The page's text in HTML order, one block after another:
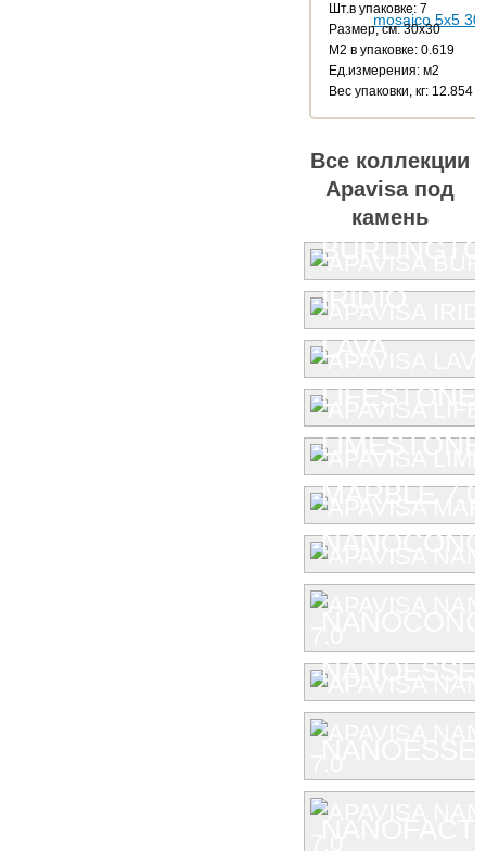
Шт.в упаковке: 7
Размер, см: 30x30
М2 в упаковке: 0.619
Ед.измерения: м2
Веc упаковки, кг: 12.854
Все коллекции
Apavisa под
камень
IRIDIO
LAVA
LIFESTONE
LIMESTONE
MARBLE 7.0